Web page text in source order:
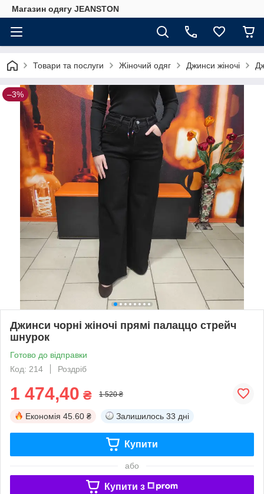
Магазин одягу JEANSTON
Товари та послуги Жіночий одяг Джинси жіночі
–3%
Джинси чорні жіночі прямі палаццо стрейч
шнурок
Готово до відправки
Код: 214
Роздріб
1 474,40 ₴ 1 520 ₴
Економія 45.60 ₴ Залишилось 33 дні
Купити
або
Купити з